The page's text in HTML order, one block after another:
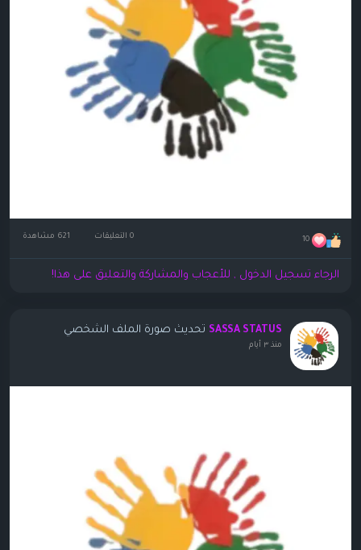
10 0 التعليقات
الرجاء تسجيل الدخول , للأعجاب والمشاركة والتعليق على هذا!
SASSA STATUS تحديث صورة الملف الشخصي
منذ ٣ أيام